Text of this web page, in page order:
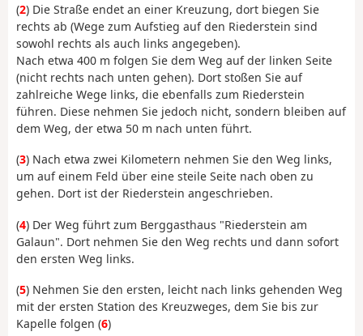
(2) Die Straße endet an einer Kreuzung, dort biegen Sie
rechts ab (Wege zum Aufstieg auf den Riederstein sind
sowohl rechts als auch links angegeben).
Nach etwa 400 m folgen Sie dem Weg auf der linken Seite
(nicht rechts nach unten gehen). Dort stoßen Sie auf
zahlreiche Wege links, die ebenfalls zum Riederstein
führen. Diese nehmen Sie jedoch nicht, sondern bleiben auf
dem Weg, der etwa 50 m nach unten führt.
(3) Nach etwa zwei Kilometern nehmen Sie den Weg links,
um auf einem Feld über eine steile Seite nach oben zu
gehen. Dort ist der Riederstein angeschrieben.
(4) Der Weg führt zum Berggasthaus "Riederstein am
Galaun". Dort nehmen Sie den Weg rechts und dann sofort
den ersten Weg links.
(5) Nehmen Sie den ersten, leicht nach links gehenden Weg
mit der ersten Station des Kreuzweges, dem Sie bis zur
Kapelle folgen (6)